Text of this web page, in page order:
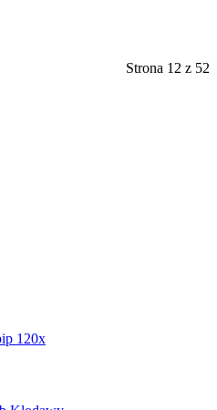
Strona 12 z 52